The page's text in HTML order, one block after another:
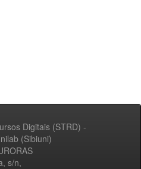
Digitais (STRD) -
(Sibiuni)
s/n,